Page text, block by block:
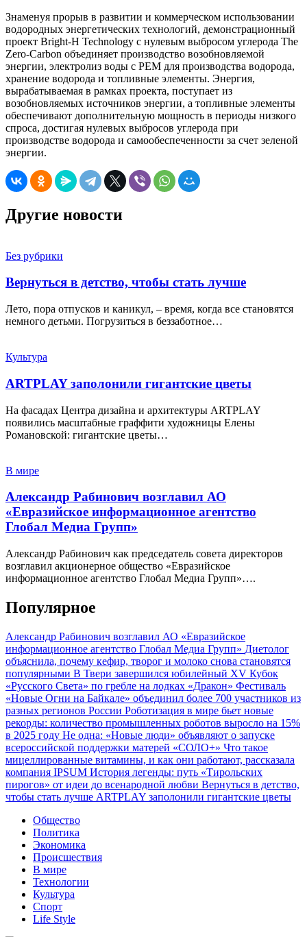
Знаменуя прорыв в развитии и коммерческом использовании
водородных энергетических технологий, демонстрационный
проект Bright-H Technology с нулевым выбросом углерода The
Zero-Carbon объединяет производство возобновляемой
энергии, электролиз воды с PEM для производства водорода,
хранение водорода и топливные элементы. Энергия,
вырабатываемая в рамках проекта, поступает из
возобновляемых источников энергии, а топливные элементы
обеспечивают дополнительную мощность в периоды низкого
спроса, достигая нулевых выбросов углерода при
производстве водорода и самообеспеченности за счет зеленой
энергии.
Другие новости
Без рубрики
Вернуться в детство, чтобы стать лучше
Лето, пора отпусков и каникул, – время, когда все становятся
немного детьми. Погрузиться в беззаботное…
Культура
ARTPLAY заполонили гигантские цветы
На фасадах Центра дизайна и архитектуры ARTPLAY
появились масштабные граффити художницы Елены
Романовской: гигантские цветы…
В мире
Александр Рабинович возглавил АО
«Евразийское информационное агентство
Глобал Медиа Групп»
Александр Рабинович как председатель совета директоров
возглавил акционерное общество «Евразийское
информационное агентство Глобал Медиа Групп»….
Популярное
Александр Рабинович возглавил АО «Евразийское
информационное агентство Глобал Медиа Групп» Диетолог
объяснила, почему кефир, творог и молоко снова становятся
популярными В Твери завершился юбилейный XV Кубок
«Русского Света» по гребле на лодках «Дракон» Фестиваль
«Новые Огни на Байкале» объединил более 700 участников из
разных регионов России Роботизация в мире бьет новые
рекорды: количество промышленных роботов выросло на 15%
в 2025 году Не одна: «Новые люди» объявляют о запуске
всероссийской поддержки матерей «СОЛО+» Что такое
мицеллированные витамины, и как они работают, рассказала
компания IPSUM История легенды: путь «Тирольских
пирогов» от идеи до всенародной любви Вернуться в детство,
чтобы стать лучше ARTPLAY заполонили гигантские цветы
Общество
Политика
Экономика
Происшествия
В мире
Технологии
Культура
Спорт
Life Style